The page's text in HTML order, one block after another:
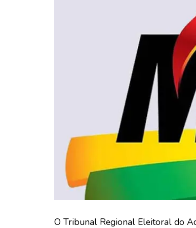
O Tribunal Regional Eleitoral do